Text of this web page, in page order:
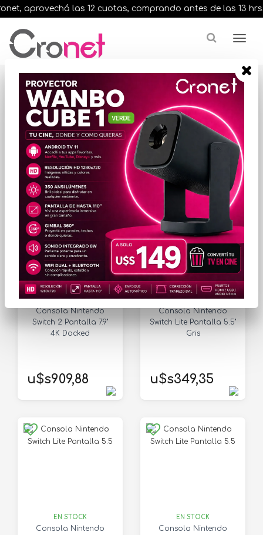
aprovechá las 12 cuotas, comprando antes de las 13 hrs.
Resultados para "consolas playstation"
¿Buscas una marca en especial?
ORDENAR POR PRECIO
EN STOCK
Consola Nintendo
Switch 2 Pantalla 7.9"
4K Docked
u$s909,88
EN STOCK
Consola Nintendo
Switch Lite Pantalla 5.5"
Gris
u$s349,35
EN STOCK
Consola Nintendo
EN STOCK
Consola Nintendo